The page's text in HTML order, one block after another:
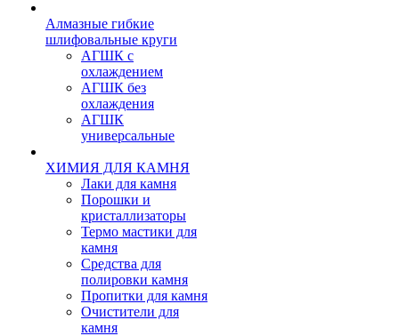
Алмазные гибкие
шлифовальные круги
АГШК с
охлаждением
АГШК без
охлаждения
АГШК
универсальные
ХИМИЯ ДЛЯ КАМНЯ
Лаки для камня
Порошки и
кристаллизаторы
Термо мастики для
камня
Средства для
полировки камня
Пропитки для камня
Очистители для
камня